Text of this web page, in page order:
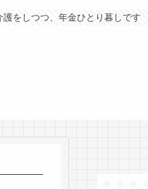
をしつつ、年金ひとり暮しです